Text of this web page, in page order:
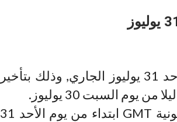
سيتم الرجوع إلى الساعة القانونية ابتداء من يوم الأحد 31 يوليوز الجاري, وذلك بتأخير
السبت 30 يوليوز.
سيتم الرجوع إلى الساعة القانونية GMT ابتداء من يوم الأحد 31